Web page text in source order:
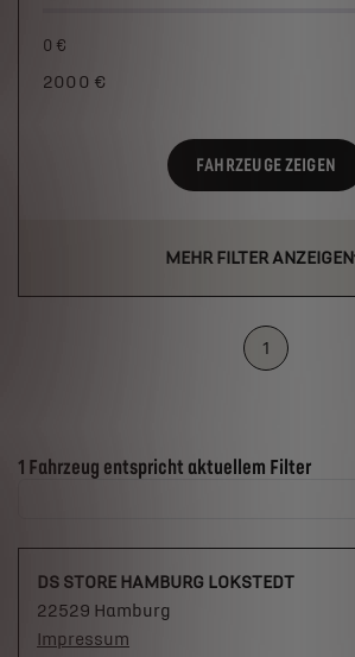
0 €
2000 €
FAHRZEUGE ZEIGEN
MEHR FILTER ANZEIGEN
1
Suchergebnisse
1 Fahrzeug entspricht aktuellem Filter
DS STORE HAMBURG LOKSTEDT
22529 Hamburg
Impressum